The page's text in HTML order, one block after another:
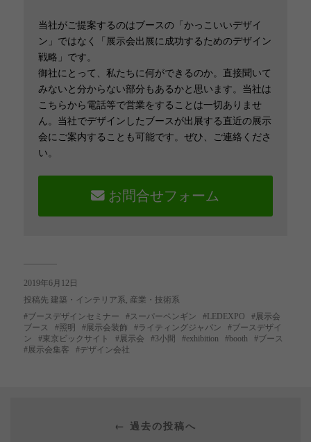
当社がご提案するのはブースの「かっこいいデザイ
ン」ではなく「展示会出展に成功するためのデザイン
戦略」です。
御社にとって、私たちに何ができるのか。直接聞いて
みないと分からない部分もあるかと思います。当社は
こちらから電話等で営業をすることは一切ありませ
ん。当社でデザインしたブースが出展する直近の展示
会にご案内することも可能です。ぜひ、ご連絡くださ
い。
お問合せフォーム
2019年6月12日
投稿先 建築・インテリア系 産業・技術系
ブースデザインセミナー
スーパーペンギン LEDEXPO
展示会
ブース
照明 展示会装飾 ライティングジャパン
ブースデザイ
ン
東京ビックサイト 展示会 3小間 exhibition booth
ブース
展示会集客
デザイン会社
← 過去の投稿へ